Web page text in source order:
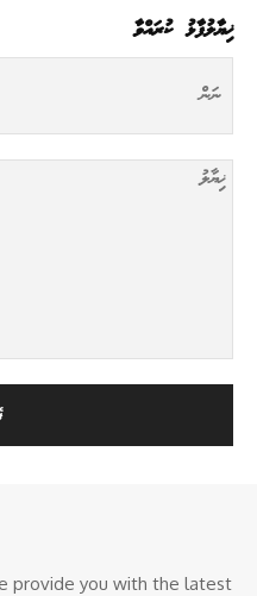
ޚިޔާލުފާޅު ކުރައްވާ
provide you with the latest